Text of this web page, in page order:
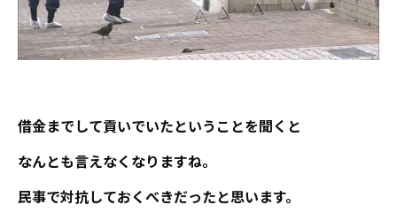
借金までして貢いでいたということを聞くと
なんとも言えなくなりますね。
民事で対抗しておくべきだったと思います。